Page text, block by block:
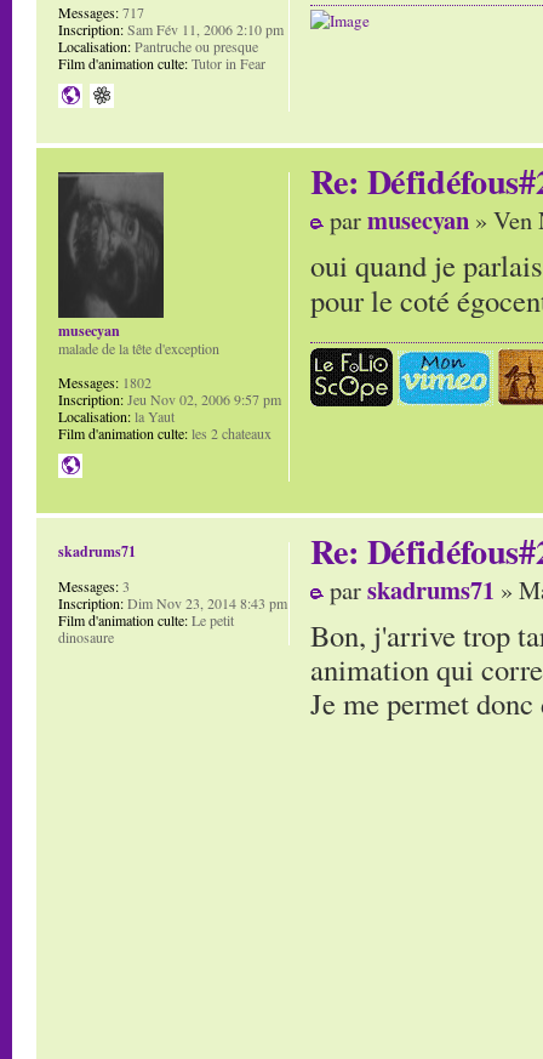
Messages:717
Inscription:Sam Fév 11, 2006 2:10 pm
Localisation:Pantruche ou presque
Film d'animation culte:Tutor in Fear
Re:
parmusecyan » Ven
oui quand je
pour le coté
musecyan
malade de la tête d'exception
Messages: 1802
Inscription:Jeu Nov 02, 2006 9:57 pm
Localisation:la Yaut
Film d'animation culte:les 2 chateaux
Re:
parskadrums71 »
Bon, j'arrive trop
animation qui
Je me permet
skadrums71
Messages:3
Inscription:Dim Nov 23, 2014 8:43 pm
Film d'animation culte:Le petit
dinosaure